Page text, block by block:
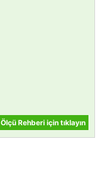
Ölçü Rehberi için tıklayın